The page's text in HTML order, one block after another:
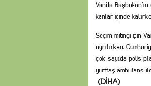
Van’da
kanlar içinde
Seçim mitingi için
ayrılırken,
çok sayıda polis
yurttaş ambulans ile
(DİHA)